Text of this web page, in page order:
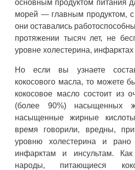
основным продуктом питания
морей — главным продуктом,
они оставались
протяжении тысяч лет, не
уровне холестерина, инфарктах
Но если вы узнаете
кокосового масла, то можете
кокосовое масло состоит из
(более 90%) насыщенных
насыщенные жирные
время говорили, вредны,
уровню холестерина и
инфарктам и инсультам.
народы, питающиеся